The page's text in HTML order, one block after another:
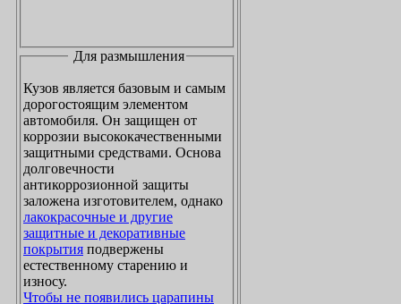
Для размышления
Кузов является базовым и самым
дорогостоящим элементом
автомобиля. Он защищен от
коррозии высококачественными
защитными средствами. Основа
долговечности
антикоррозионной защиты
заложена изготовителем, однако
лакокрасочные и другие
защитные и декоративные
покрытия подвержены
естественному старению и
износу.
Чтобы не появились царапины